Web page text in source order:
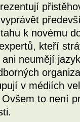
k novému
kteří
neumějí
v médiích
to není